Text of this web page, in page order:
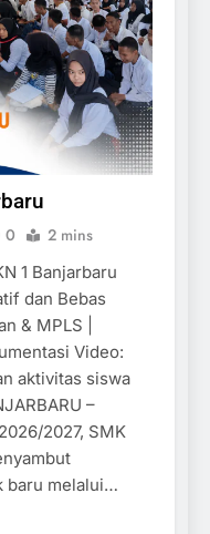
0 2 mins
1 Banjarbaru
dan Bebas
& MPLS |
Video:
aktivitas siswa
–
2027, SMK
baru melalui…